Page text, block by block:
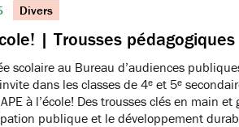
Divers
| Trousses pédagogiques
scolaire au Bureau d’audiences
dans les classes de 4ᵉ et 5ᵉ
à l’école! Des trousses clés en main
publique et le développement